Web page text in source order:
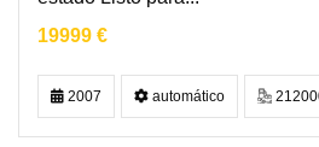
19999 €
2007 automático